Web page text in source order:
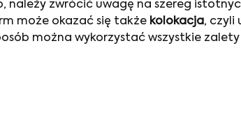
należy zwrócić uwagę na szereg
może okazać się także kolokacja, czyli
można wykorzystać wszystkie